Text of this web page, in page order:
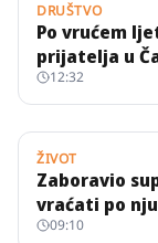
DRUŠTVO
Po vrućem
prijatelja u
12:32
ŽIVOT
Zaboravio
vraćati po
09:10